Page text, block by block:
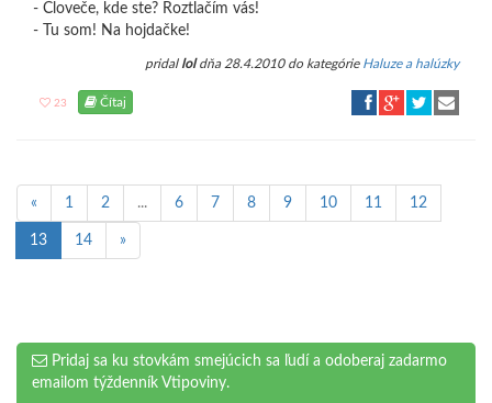
- Človeče, kde ste? Roztlačím vás!
- Tu som! Na hojdačke!
pridal loldňa 28.4.2010 do kategórie Haluze a halúzky
23 Čítaj
« 1 2 ... 6 7 8 9 10 11 12
13 14 »
Pridaj sa ku stovkám smejúcich sa ľudí a odoberaj zadarmo
emailom týždenník Vtipoviny.